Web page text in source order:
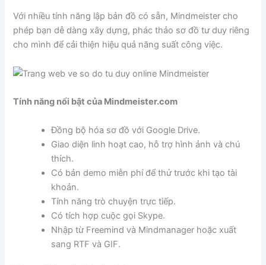
Với nhiều tính năng lập bản đồ có sẵn, Mindmeister cho
phép bạn dễ dàng xây dựng, phác thảo sơ đồ tư duy riêng
cho mình để cải thiện hiệu quả năng suất công việc.
Tính năng nổi bật của Mindmeister.com
Đồng bộ hóa sơ đồ với Google Drive.
Giao diện linh hoạt cao, hỗ trợ hình ảnh và chú
thích.
Có bản demo miễn phí để thử trước khi tạo tài
khoản.
Tính năng trò chuyện trực tiếp.
Có tích hợp cuộc gọi Skype.
Nhập từ Freemind và Mindmanager hoặc xuất
sang RTF và GIF.